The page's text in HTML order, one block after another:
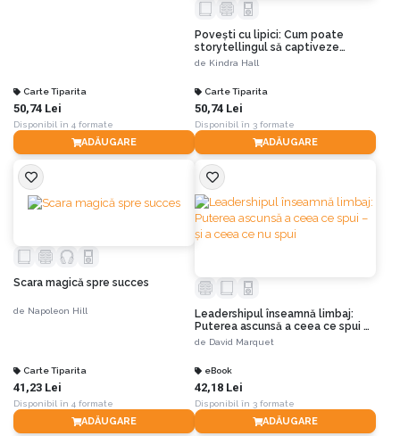
Carte Tiparita
50,74 Lei
Disponibil în 4 formate
ADĂUGARE
Povești cu lipici: Cum poate
storytellingul să captiveze
clienții, să influențeze publicul și
de Kindra Hall
Carte Tiparita
50,74 Lei
Disponibil în 3 formate
ADĂUGARE
Scara magică spre succes
de Napoleon Hill
Carte Tiparita
41,23 Lei
Disponibil în 4 formate
ADĂUGARE
Leadershipul înseamnă limbaj:
Puterea ascunsă a ceea ce spui –
și a ceea ce nu spui
de David Marquet
eBook
42,18 Lei
Disponibil în 3 formate
ADĂUGARE